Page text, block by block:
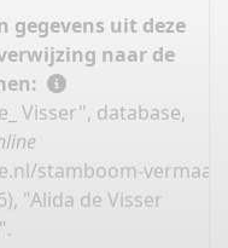
gegevens uit deze
naar de
Visser", database,
stamboom-
"Alida de Visser